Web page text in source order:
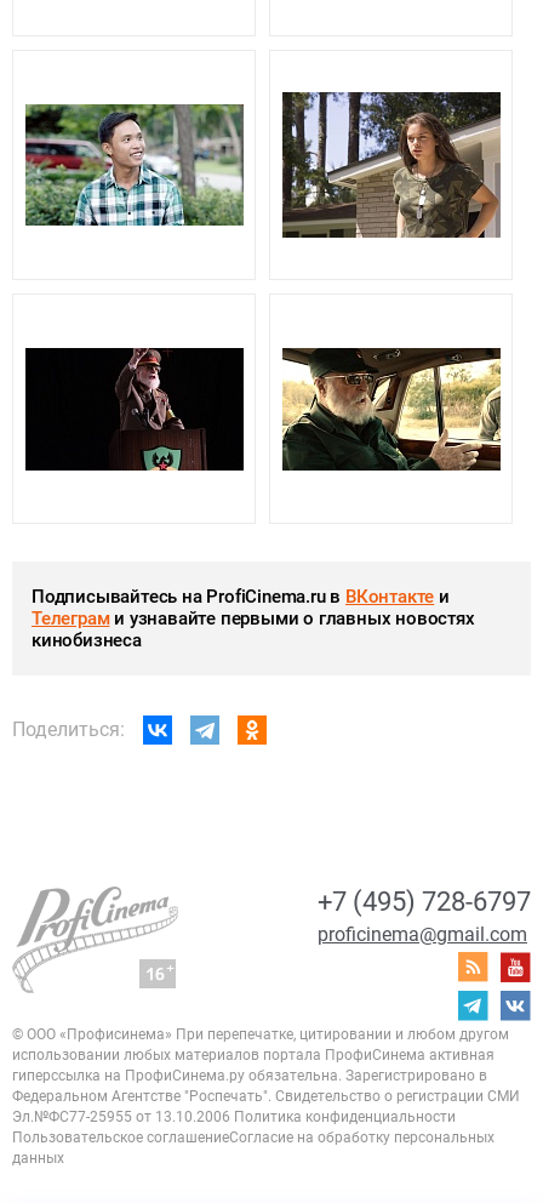
Подписывайтесь на ProfiCinema.ru в ВКонтакте и
Телеграми узнавайте первыми о главных новостях
кинобизнеса
Поделиться:
+7 (495) 728-6797
proficinema@gmail.com
© ООО «Профисинема» При перепечатке, цитировании и любом другом
использовании любых материалов портала ПрофиСинема активная
гиперссылка на ПрофиСинема.ру обязательна. Зарегистрировано в
Федеральном Агентстве "Роспечать". Свидетельство о регистрации СМИ
Эл.№ФС77-25955 от 13.10.2006 Политика конфиденциальности
Пользовательское соглашениеСогласие на обработку персональных
данных